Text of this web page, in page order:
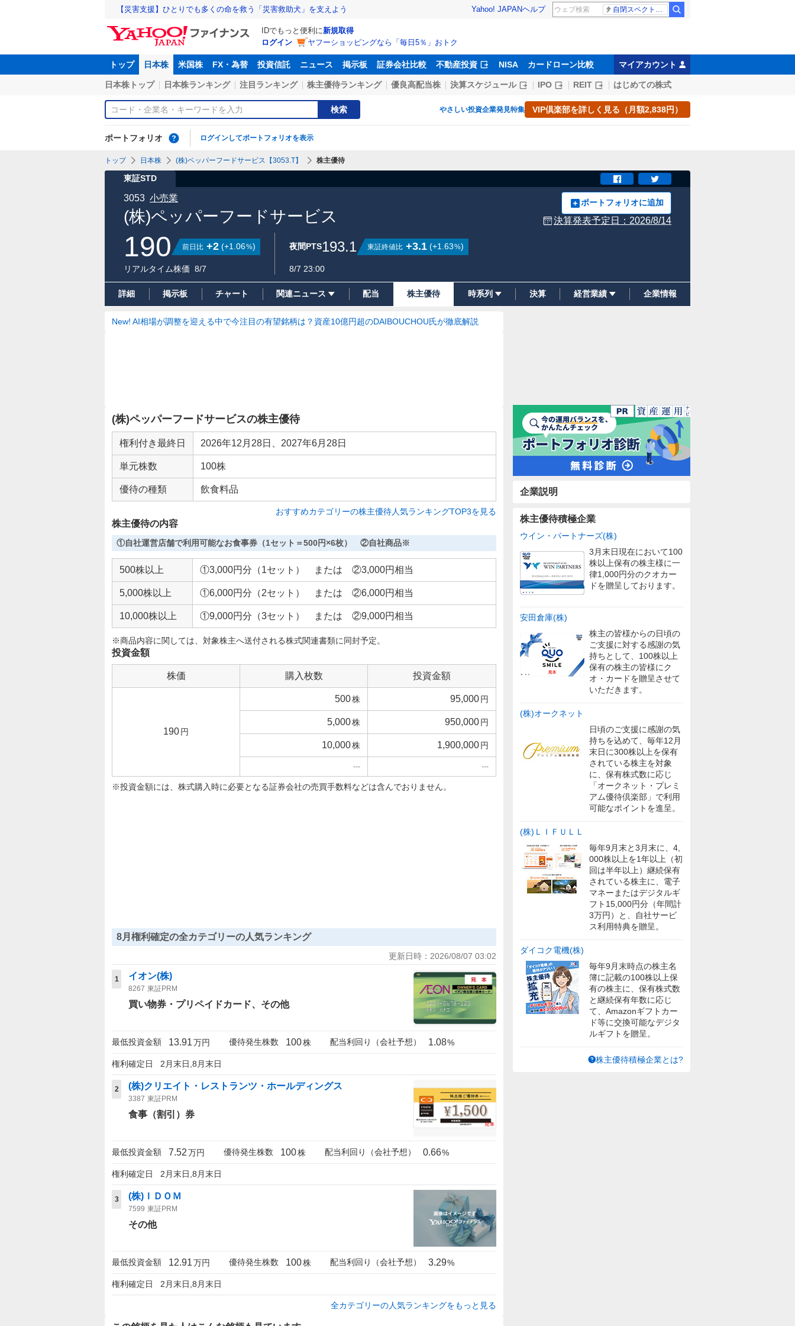
【災害支援】ひとりでも多くの命を救う「災害救助犬」を支えよう Yahoo! JAPANヘルプ 自閉スペクトラム症
IDでもっと便利に新規取得
ログイン
ヤフーショッピングなら「毎日5％」おトク
トップ 日本株 米国株 FX・為替 投資信託 ニュース 掲示板 証券会社比較 不動産投資 NISA カードローン比較 マイアカウント
日本株トップ 日本株ランキング 注目ランキング 株主優待ランキング 優良高配当株 決算スケジュール IPO REIT はじめての株式
検索 やさしい投資企業発見特集 VIP倶楽部を詳しく見る（月額2,838円）
ポートフォリオ ログインしてポートフォリオを表示
トップ 日本株 (株)ペッパーフードサービス【3053.T】 株主優待
東証STD
(株)ペッパーフードサービス
3053 小売業 ポートフォリオに追加
決算発表予定日： 2026/8/14
190 前日比 +2 (+1.06%)
リアルタイム株価 8/7
夜間PTS193.1 東証終値比 +3.1 (+1.63%)
8/7 23:00
詳細 掲示板 チャート 関連ニュース 配当 株主優待 時系列 決算 経営業績 企業情報
New! AI相場が調整を迎える中で今注目の有望銘柄は？資産10億円超のDAIBOUCHOU氏が徹底解説
(株)ペッパーフードサービスの株主優待
権利付き最終日 2026年12月28日、2027年6月28日
単元株数 100株
優待の種類 飲食料品
おすすめカテゴリーの株主優待人気ランキングTOP3を見る
株主優待の内容
①自社運営店舗で利用可能なお食事券（1セット＝500円×6枚） ②自社商品※
500株以上 ①3,000円分（1セット） または ②3,000円相当
5,000株以上 ①6,000円分（2セット） または ②6,000円相当
10,000株以上 ①9,000円分（3セット） または ②9,000円相当
※商品内容に関しては、対象株主へ送付される株式関連書類に同封予定。
投資金額
株価 購入枚数 投資金額
190円
500株 95,000円
5,000株 950,000円
10,000株 1,900,000円
--- ---
投資金額には、株式購入時に必要となる証券会社の売買手数料などは含んでおりません。
8月権利確定の全カテゴリーの人気ランキング
更新日時： 2026/08/07 03:02
1 イオン(株)
8267 東証PRM
買い物券・プリペイドカード その他
最低投資金額 13.91万円 優待発生株数 100株 配当利回り（会社予想） 1.08%
権利確定日 2月末日,8月末日
2 (株)クリエイト・レストランツ・ホールディングス
3387 東証PRM
食事（割引）券
最低投資金額 7.52万円 優待発生株数 100株 配当利回り（会社予想） 0.66%
権利確定日 2月末日,8月末日
3 (株)ＩＤＯＭ
7599 東証PRM
その他
最低投資金額 12.91万円 優待発生株数 100株 配当利回り（会社予想） 3.29%
権利確定日 2月末日,8月末日
全カテゴリーの人気ランキングをもっと見る
企業説明
株主優待積極企業
ウイン・パートナーズ(株)
3月末日現在において100
株以上保有の株主様に一
律1,000円分のクオカー
ドを贈呈しております。
安田倉庫(株)
株主の皆様からの日頃の
ご支援に対する感謝の気
持ちとして、100株以上
保有の株主の皆様にク
オ・カードを贈呈させて
いただきます。
(株)オークネット
日頃のご支援に感謝の気
持ちを込めて、毎年12月
末日に300株以上を保有
されている株主を対象
に、保有株式数に応じ
「オークネット・プレミ
アム優待倶楽部」で利用
可能なポイントを進呈。
(株)ＬＩＦＵＬＬ
毎年9月末と3月末に、4,
000株以上を1年以上（初
回は半年以上）継続保有
されている株主に、電子
マネーまたはデジタルギ
フト15,000円分（年間計
3万円）と、自社サービ
ス利用特典を贈呈。
ダイコク電機(株)
毎年9月末時点の株主名
簿に記載の100株以上保
有の株主に、保有株式数
と継続保有年数に応じ
て、Amazonギフトカー
ド等に交換可能なデジタ
ルギフトを贈呈。
株主優待積極企業とは?